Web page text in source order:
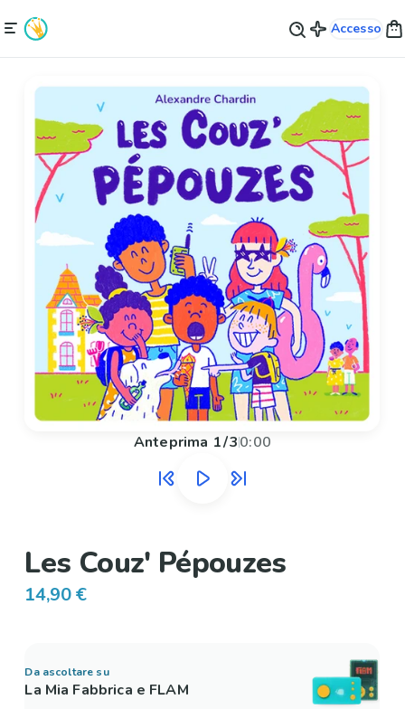
Accesso
Anteprima 1/30:00
Les Couz' Pépouzes
14,90 €
Da ascoltare su
La Mia Fabbrica e FLAM